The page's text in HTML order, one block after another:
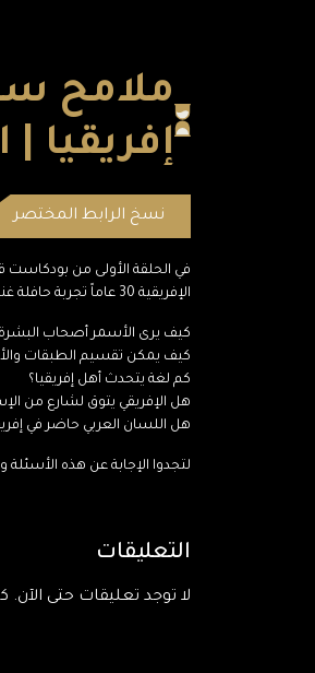
ملامح
إفريقيا |
نسخ الرابط المختصر
في الحلقة الأولى من بودكاست
الإفريقية 30 عاماً تجربة حافلة غنية، نجول معه في خريطة ذهنية جغرافية لنفهم من خلالها توزع الدول الإفريقية بتفاصيلها، ونجيب على الأسئلة التالية:
كيف يرى الأسمر أصحاب البشرة
كيف يمكن تقسيم الطبقات
كم لغة يتحدث أهل إفريقيا؟
هل الإفريقي يتوق لشارع من
هل اللسان العربي حاضر في
لتجدوا الإجابة عن هذه
التعليقات
لا توجد تعليقات حتى